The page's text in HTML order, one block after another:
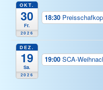
OKT.
30
Fr.
2026
18:30
DEZ.
19
Sa.
2026
19:00SCA-